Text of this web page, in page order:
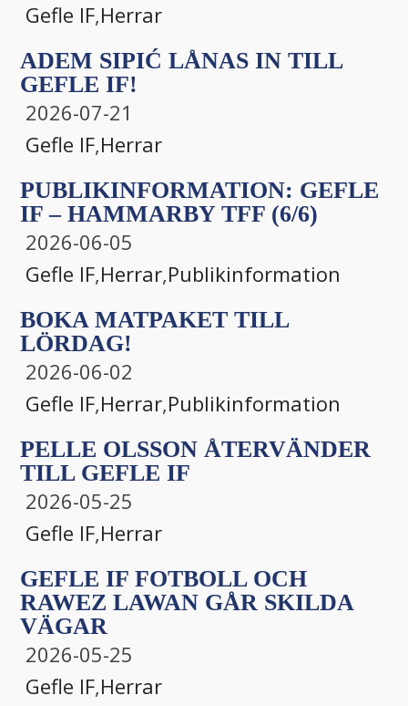
Gefle IF,Herrar
ADEM SIPIĆ LÅNAS IN TILL
GEFLE IF!
2026-07-21
Gefle IF,Herrar
PUBLIKINFORMATION: GEFLE
IF – HAMMARBY TFF (6/6)
2026-06-05
Gefle IF,Herrar,Publikinformation
BOKA MATPAKET TILL
LÖRDAG!
2026-06-02
Gefle IF,Herrar,Publikinformation
PELLE OLSSON ÅTERVÄNDER
TILL GEFLE IF
2026-05-25
Gefle IF,Herrar
GEFLE IF FOTBOLL OCH
RAWEZ LAWAN GÅR SKILDA
VÄGAR
2026-05-25
Gefle IF,Herrar